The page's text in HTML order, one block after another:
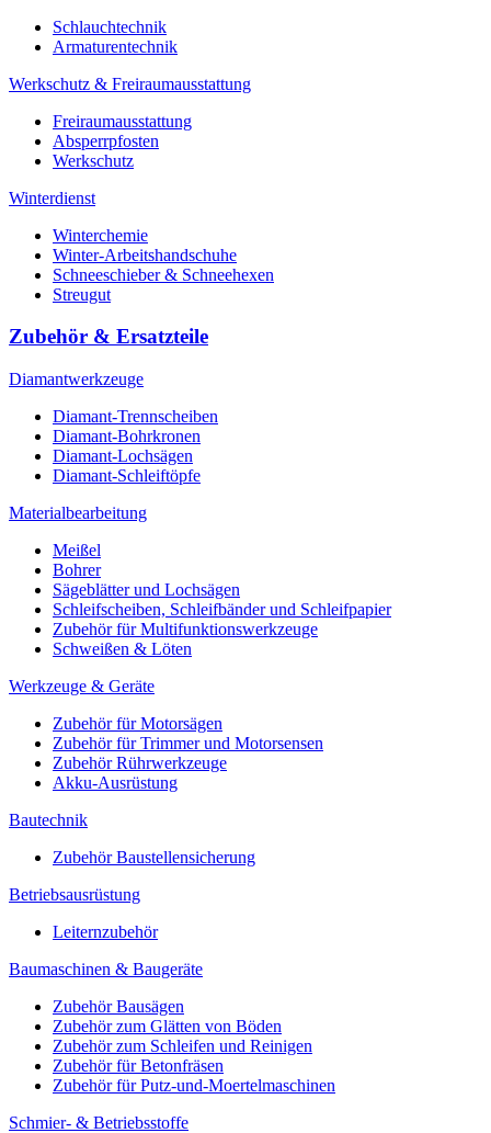
Schlauchtechnik
Armaturentechnik
Werkschutz & Freiraumausstattung
Freiraumausstattung
Absperrpfosten
Werkschutz
Winterdienst
Winterchemie
Winter-Arbeitshandschuhe
Schneeschieber & Schneehexen
Streugut
Zubehör & Ersatzteile
Diamantwerkzeuge
Diamant-Trennscheiben
Diamant-Bohrkronen
Diamant-Lochsägen
Diamant-Schleiftöpfe
Materialbearbeitung
Meißel
Bohrer
Sägeblätter und Lochsägen
Schleifscheiben, Schleifbänder und Schleifpapier
Zubehör für Multifunktionswerkzeuge
Schweißen & Löten
Werkzeuge & Geräte
Zubehör für Motorsägen
Zubehör für Trimmer und Motorsensen
Zubehör Rührwerkzeuge
Akku-Ausrüstung
Bautechnik
Zubehör Baustellensicherung
Betriebsausrüstung
Leiternzubehör
Baumaschinen & Baugeräte
Zubehör Bausägen
Zubehör zum Glätten von Böden
Zubehör zum Schleifen und Reinigen
Zubehör für Betonfräsen
Zubehör für Putz-und-Moertelmaschinen
Schmier- & Betriebsstoffe